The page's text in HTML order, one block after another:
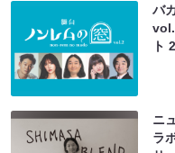
バ
ト
ニ
ラ